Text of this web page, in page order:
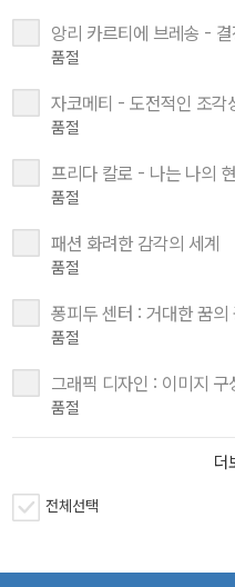
앙리 카르티에 브레송 - 결
품절
자코메티 - 도전적인 조각
품절
프리다 칼로 - 나는 나의
품절
패션 화려한 감각의 세계
품절
퐁피두 센터 : 거대한 꿈의
품절
그래픽 디자인 : 이미지 구
품절
더
전체선택